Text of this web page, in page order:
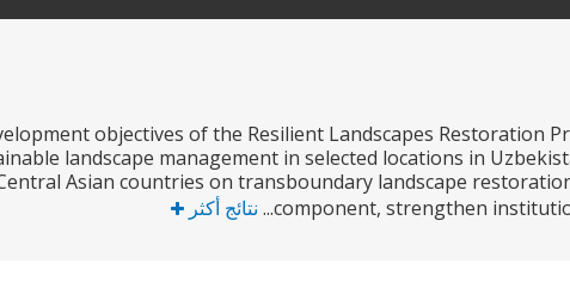
objectives of the Resilient Landscapes Restoration
landscape management in selected locations in
Asian countries on transboundary landscape
component, strengthen
نتائج أكثر